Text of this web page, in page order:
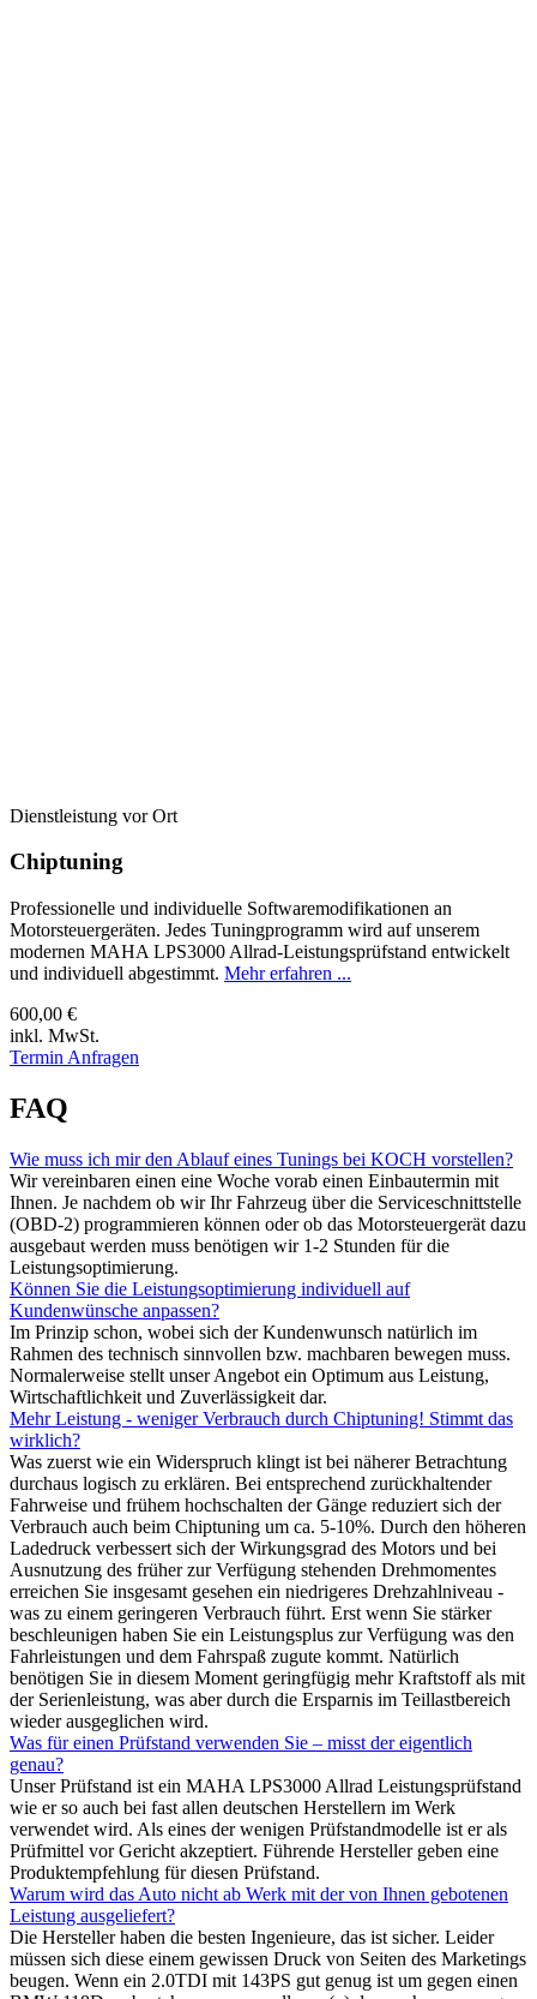
Dienstleistung vor Ort
Chiptuning
Professionelle und individuelle Softwaremodifikationen an
Motorsteuergeräten. Jedes Tuningprogramm wird auf unserem
modernen MAHA LPS3000 Allrad-Leistungsprüfstand entwickelt
und individuell abgestimmt. Mehr erfahren ...
600,00 €
inkl. MwSt.
Termin Anfragen
FAQ
Wie muss ich mir den Ablauf eines Tunings bei KOCH vorstellen?
Wir vereinbaren einen eine Woche vorab einen Einbautermin mit
Ihnen. Je nachdem ob wir Ihr Fahrzeug über die Serviceschnittstelle
(OBD-2) programmieren können oder ob das Motorsteuergerät dazu
ausgebaut werden muss benötigen wir 1-2 Stunden für die
Leistungsoptimierung.
Können Sie die Leistungsoptimierung individuell auf
Kundenwünsche anpassen?
Im Prinzip schon, wobei sich der Kundenwunsch natürlich im
Rahmen des technisch sinnvollen bzw. machbaren bewegen muss.
Normalerweise stellt unser Angebot ein Optimum aus Leistung,
Wirtschaftlichkeit und Zuverlässigkeit dar.
Mehr Leistung - weniger Verbrauch durch Chiptuning! Stimmt das
wirklich?
Was zuerst wie ein Widerspruch klingt ist bei näherer Betrachtung
durchaus logisch zu erklären. Bei entsprechend zurückhaltender
Fahrweise und frühem hochschalten der Gänge reduziert sich der
Verbrauch auch beim Chiptuning um ca. 5-10%. Durch den höheren
Ladedruck verbessert sich der Wirkungsgrad des Motors und bei
Ausnutzung des früher zur Verfügung stehenden Drehmomentes
erreichen Sie insgesamt gesehen ein niedrigeres Drehzahlniveau -
was zu einem geringeren Verbrauch führt. Erst wenn Sie stärker
beschleunigen haben Sie ein Leistungsplus zur Verfügung was den
Fahrleistungen und dem Fahrspaß zugute kommt. Natürlich
benötigen Sie in diesem Moment geringfügig mehr Kraftstoff als mit
der Serienleistung, was aber durch die Ersparnis im Teillastbereich
wieder ausgeglichen wird.
Was für einen Prüfstand verwenden Sie – misst der eigentlich
genau?
Unser Prüfstand ist ein MAHA LPS3000 Allrad Leistungsprüfstand
wie er so auch bei fast allen deutschen Herstellern im Werk
verwendet wird. Als eines der wenigen Prüfstandmodelle ist er als
Prüfmittel vor Gericht akzeptiert. Führende Hersteller geben eine
Produktempfehlung für diesen Prüfstand.
Warum wird das Auto nicht ab Werk mit der von Ihnen gebotenen
Leistung ausgeliefert?
Die Hersteller haben die besten Ingenieure, das ist sicher. Leider
müssen sich diese einem gewissen Druck von Seiten des Marketings
beugen. Wenn ein 2.0TDI mit 143PS gut genug ist um gegen einen